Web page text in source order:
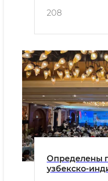
208
Определены
узбекско-